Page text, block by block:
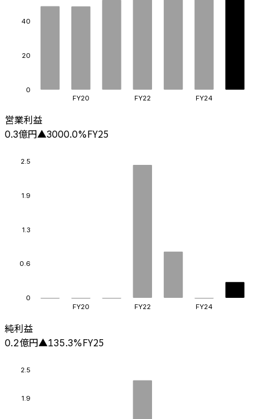
0
20
40
FY20 FY22 FY24
営業利益
0.3億円▲3000.0%FY25
0
0.6
1.3
1.9
2.5
FY20 FY22 FY24
純利益
0.2億円▲135.3%FY25
1.9
2.5